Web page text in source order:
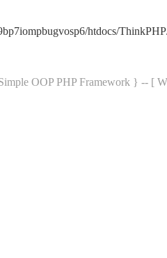
htdocs/
OOP PHP Framework } -- [